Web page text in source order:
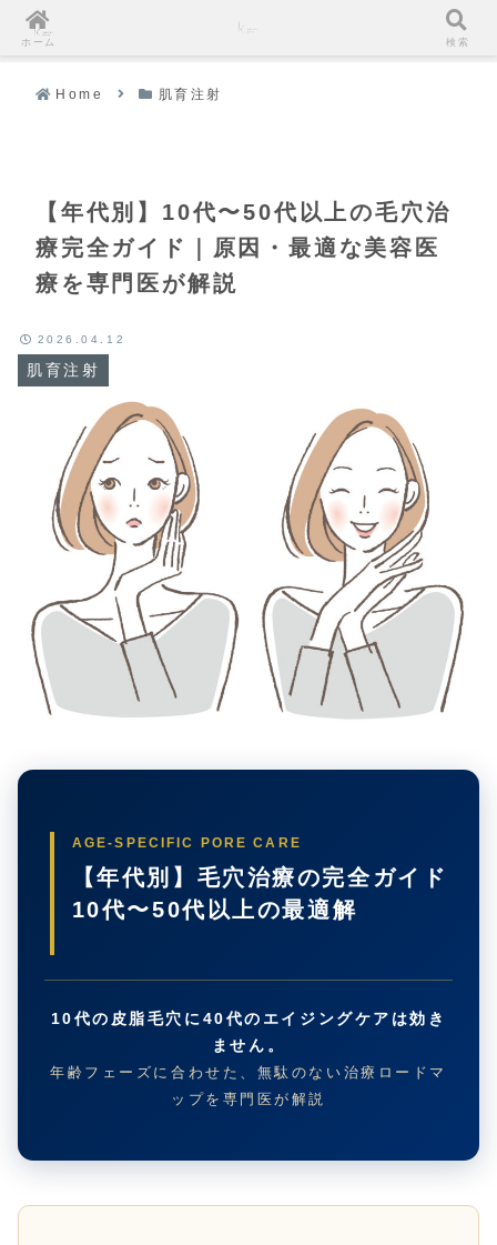
Home 肌育注射
【年代別】10代〜50代以上の毛穴治
療完全ガイド｜原因・最適な美容医
療を専門医が解説
肌育注射
2026.04.12
AGE-SPECIFIC PORE CARE
【年代別】毛穴治療の完全ガイド
10代〜50代以上の最適解
10代の皮脂毛穴に40代のエイジングケアは効き
ません。
年齢フェーズに合わせた、無駄のない治療ロードマ
ップを専門医が解説
ホーム 検索